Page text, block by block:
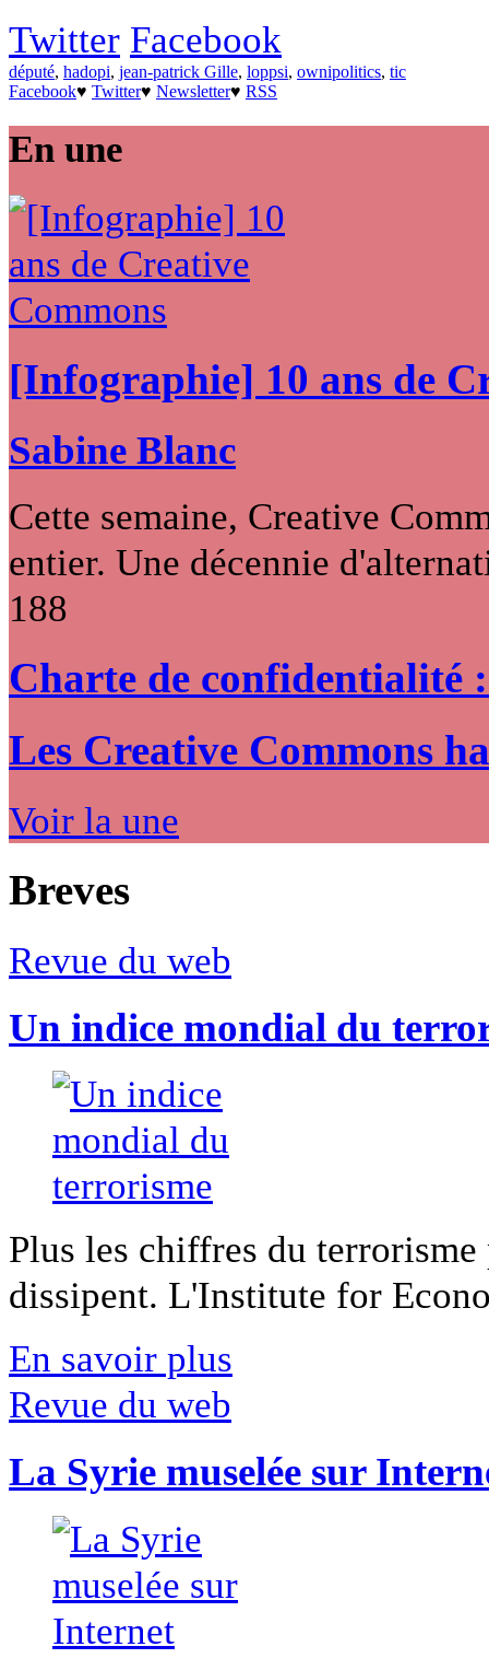
Twitter Facebook
député, hadopi, jean-patrick Gille, loppsi, ownipolitics, tic
Facebook♥ Twitter♥ Newsletter♥ RSS
En une
[Infographie] 10 ans de
Sabine Blanc
Cette semaine, Creative
entier. Une décennie
188
Charte de confidentialité
Les Creative Commons
Voir la une
Breves
Revue du web
Un indice mondial du
Plus les chiffres du
dissipent. L'Institute for
En savoir plus
Revue du web
La Syrie muselée sur